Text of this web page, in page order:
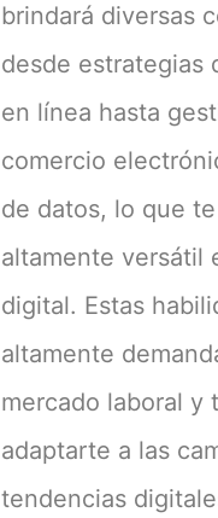
brindará diversas
desde estrategias
en línea hasta
comercio
de datos, lo que
altamente versátil
digital. Estas
altamente
mercado laboral y
adaptarte a las
tendencias